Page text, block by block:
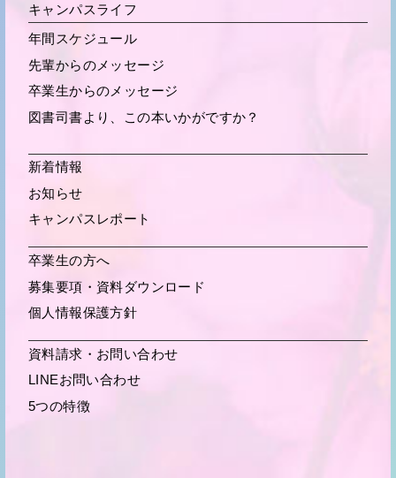
キャンパスライフ
年間スケジュール
先輩からのメッセージ
卒業生からの メッセージ
図書司書より、この本いかがですか？
新着情報
お知らせ
キャンパスレポート
卒業生の方へ
募集要項・ 資料ダウンロード
個人情報保護方針
資料請求・お問い合わせ
LINEお問い合わせ
5つの特徴